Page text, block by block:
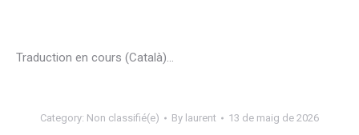
Traduction en cours (Català)…
Category: Non classifié(e) By laurent 13 de maig de 2026